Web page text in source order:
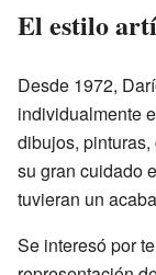
El estilo
Desde 1972,
individualmente
dibujos,
su gran cuidado
tuvieran un
Se interesó por